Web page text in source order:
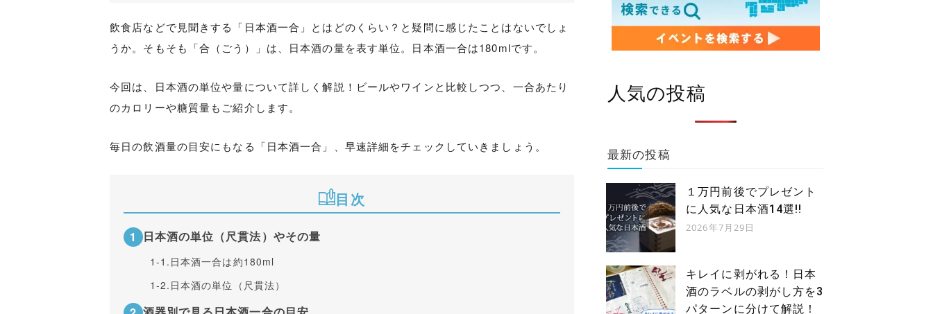
飲食店などで見聞きする「日本酒一合」とはどのくらい？と疑問に感じたことはないでしょ
うか。そもそも「合（ごう）」は、日本酒の量を表す単位。日本酒一合は180mlです。
今回は、日本酒の単位や量について詳しく解説！ビールやワインと比較しつつ、一合あたり
のカロリーや糖質量もご紹介します。
毎日の飲酒量の目安にもなる「日本酒一合」、早速詳細をチェックしていきましょう。
目次
日本酒の単位（尺貫法）やその量
1-1. 日本酒一合は約180ml
1-2. 日本酒の単位（尺貫法）
人気の投稿
最新の投稿
１万円前後でプレゼント
に人気な日本酒14選!!
2026年7月29日
キレイに剥がれる！日本
酒のラベルの剥がし方を3
パターンに分けて解説！